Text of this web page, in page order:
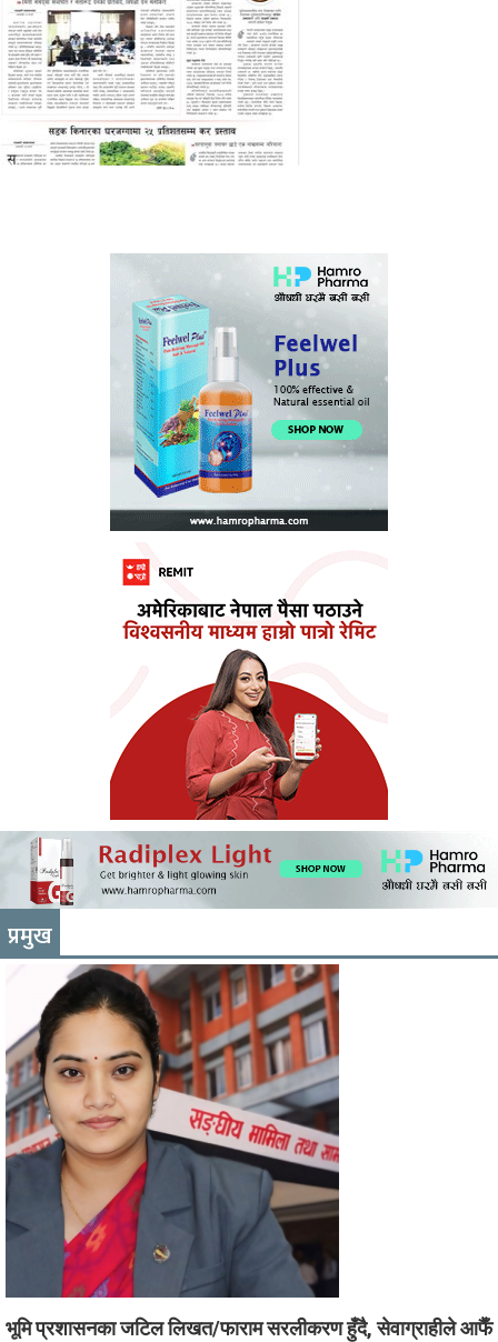
प्रमुख
भूमि प्रशासनका जटिल लिखत/फाराम सरलीकरण हुँदै, सेवाग्राहीले आफैँ